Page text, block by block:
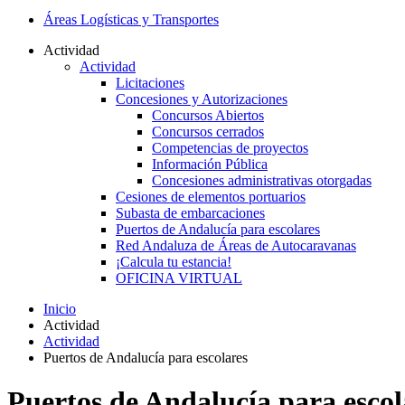
Áreas Logísticas y Transportes
Actividad
Actividad
Licitaciones
Concesiones y Autorizaciones
Concursos Abiertos
Concursos cerrados
Competencias de proyectos
Información Pública
Concesiones administrativas otorgadas
Cesiones de elementos portuarios
Subasta de embarcaciones
Puertos de Andalucía para escolares
Red Andaluza de Áreas de Autocaravanas
¡Calcula tu estancia!
OFICINA VIRTUAL
Inicio
Actividad
Actividad
Puertos de Andalucía para escolares